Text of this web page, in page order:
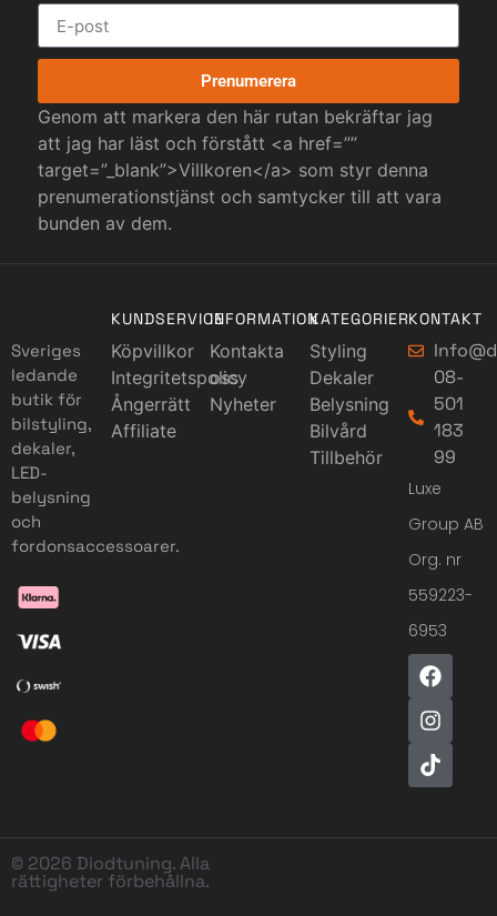
Prenumerera
Genom att markera den här rutan bekräftar jag
att jag har läst och förstått <a href=””
target=”_blank”>Villkoren</a> som styr denna
prenumerationstjänst och samtycker till att vara
bunden av dem.
Sveriges
ledande
butik för
bilstyling,
dekaler,
LED-
belysning
och
fordonsaccessoarer.
KUNDSERVICE
Köpvillkor
Integritetspolicy
Ångerrätt
Affiliate
INFORMATION
Kontakta
oss
Nyheter
KATEGORIER
Styling
Dekaler
Belysning
Bilvård
Tillbehör
KONTAKT
08-
501
183
99
Luxe
Group AB
Org. nr
559223-
6953
© 2026 Diodtuning. Alla
rättigheter förbehållna.